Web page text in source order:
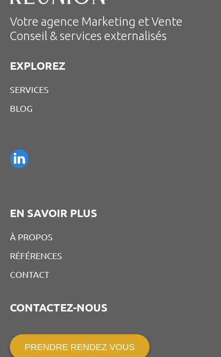
Votre agence Marketing et Vente
Conseil & services externalisés
EXPLOREZ
SERVICES
BLOG
EN SAVOIR PLUS
À PROPOS
RÉFÉRENCES
CONTACT
CONTACTEZ-NOUS
PRENDRE RENDEZ VOUS